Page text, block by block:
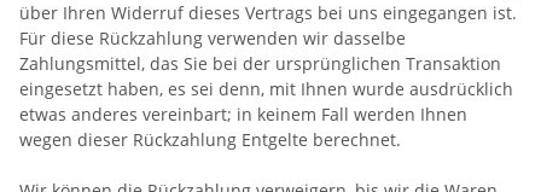
über Ihren Widerruf dieses Vertrags bei uns eingegangen ist.
Für diese Rückzahlung verwenden wir dasselbe
Zahlungsmittel, das Sie bei der ursprünglichen Transaktion
eingesetzt haben, es sei denn, mit Ihnen wurde ausdrücklich
etwas anderes vereinbart; in keinem Fall werden Ihnen
wegen dieser Rückzahlung Entgelte berechnet.